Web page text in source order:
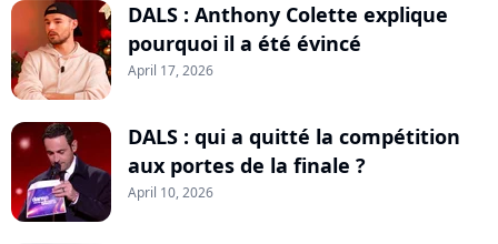
DALS : Anthony Colette explique
pourquoi il a été évincé
April 17, 2026
DALS : qui a quitté la compétition
aux portes de la finale ?
April 10, 2026